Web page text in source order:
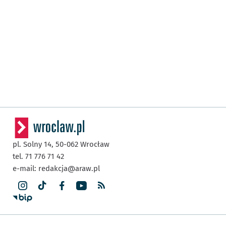
pl. Solny 14, 50-062 Wrocław
tel. 71 776 71 42
e-mail: redakcja@araw.pl